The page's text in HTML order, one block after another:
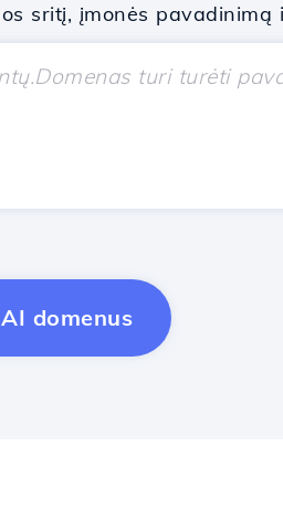
sritį, įmonės pavadinimą
domenus